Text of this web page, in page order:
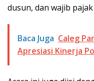
dusun, dan wajib
Baca Juga Caleg
Apresiasi Kinerja